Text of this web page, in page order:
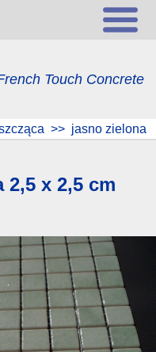
Touch Concrete
>> jasno zielona
2,5 x 2,5 cm